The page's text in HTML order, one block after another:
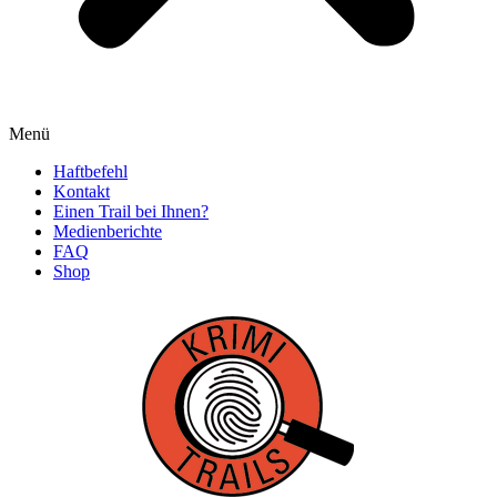
Menü
Haftbefehl
Kontakt
Einen Trail bei Ihnen?
Medienberichte
FAQ
Shop